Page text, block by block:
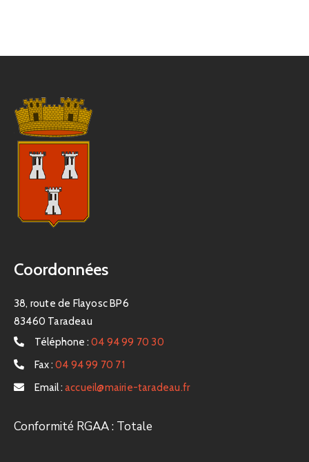
Coordonnées
38, route de Flayosc BP6
83460 Taradeau
Téléphone : 04 94 99 70 30
Fax : 04 94 99 70 71
Email : accueil@mairie-taradeau.fr
Conformité RGAA : Totale